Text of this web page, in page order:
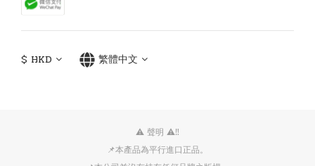
$ HKD 繁體中文
⚠️ 聲明 ⚠️‼️
📌本產品為平行進口正品。